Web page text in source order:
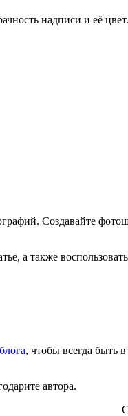
надписи и её цвет.
Создавайте
а также
, чтобы всегда быть
автора.